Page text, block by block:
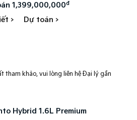
1,399,000,000đ
> Dự toán >
tham khảo, vui lòng liên hệ Đại lý gần
Hybrid 1.6L Premium